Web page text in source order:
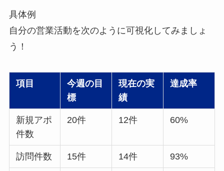
具体例
自分の営業活動を次のように可視化してみましょ
う！
項目
今週の目
標
現在の実
績
達成率
新規アポ
件数
20件 12件 60%
訪問件数 15件 14件 93%